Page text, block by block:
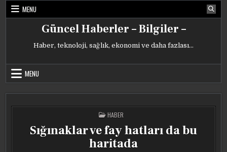
Skip
MENU
Güncel Haberler – Bilgiler –
Haber, teknoloji, sağlık, ekonomi ve daha fazlası…
MENU
POSTED
IN
HABER
Sığınaklar ve fay hatları da bu
haritada